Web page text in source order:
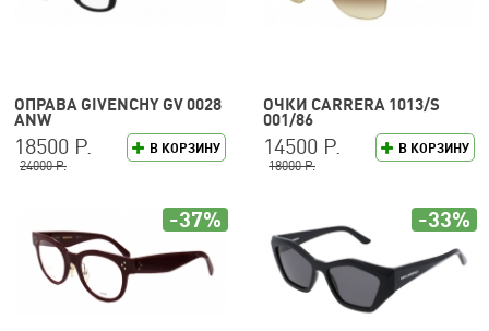
ОПРАВА GIVENCHY GV 0028
ANW
В КОРЗИНУ
18500 Р.
24000 Р.
ОЧКИ CARRERA 1013/S
001/86
В КОРЗИНУ
14500 Р.
18000 Р.
-37% -33%